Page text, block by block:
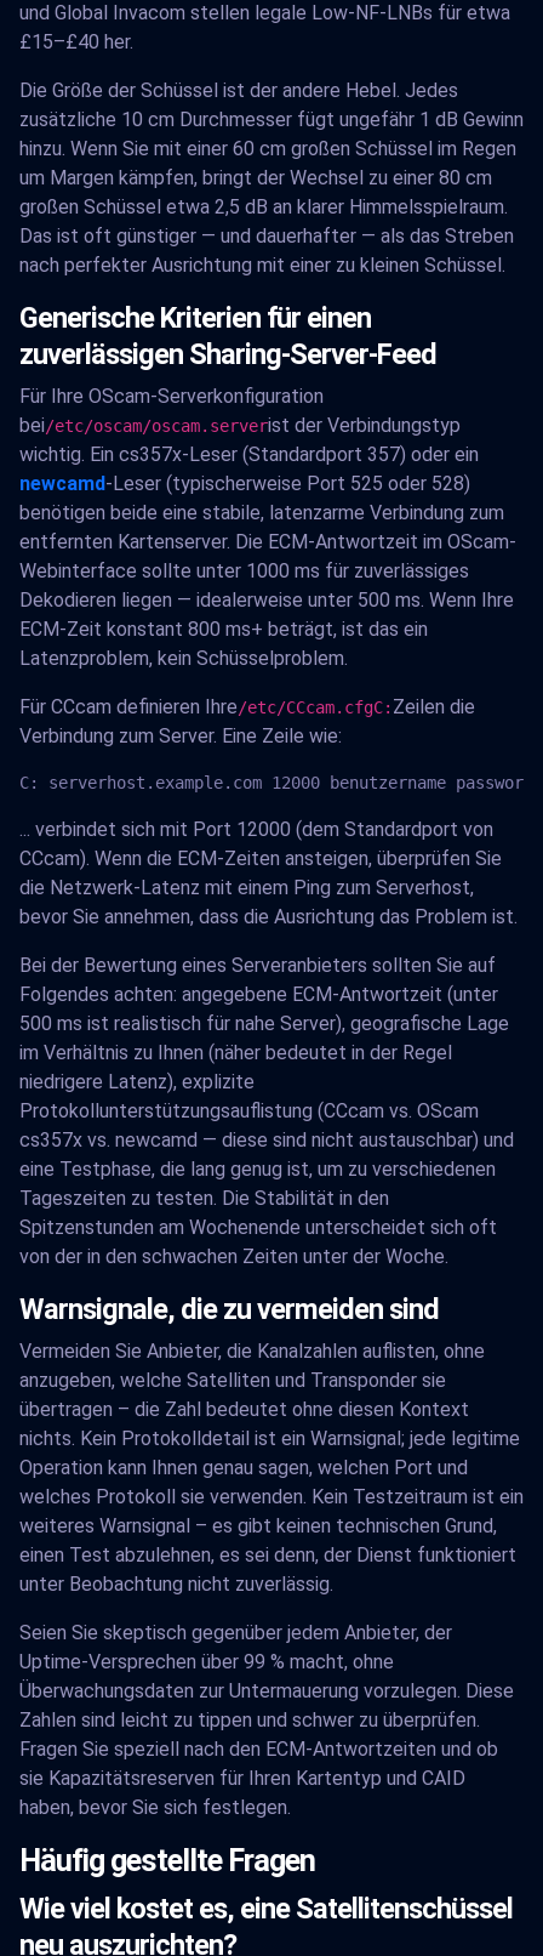
und Global Invacom stellen legale Low-NF-LNBs für etwa
£15–£40 her.
Die Größe der Schüssel ist der andere Hebel. Jedes
zusätzliche 10 cm Durchmesser fügt ungefähr 1 dB Gewinn
hinzu. Wenn Sie mit einer 60 cm großen Schüssel im Regen
um Margen kämpfen, bringt der Wechsel zu einer 80 cm
großen Schüssel etwa 2,5 dB an klarer Himmelsspielraum.
Das ist oft günstiger — und dauerhafter — als das Streben
nach perfekter Ausrichtung mit einer zu kleinen Schüssel.
Generische Kriterien für einen
zuverlässigen Sharing-Server-Feed
Für Ihre OScam-Serverkonfiguration
bei/etc/oscam/oscam.serverist der Verbindungstyp
wichtig. Ein cs357x-Leser (Standardport 357) oder ein
newcamd-Leser (typischerweise Port 525 oder 528)
benötigen beide eine stabile, latenzarme Verbindung zum
entfernten Kartenserver. Die ECM-Antwortzeit im OScam-
Webinterface sollte unter 1000 ms für zuverlässiges
Dekodieren liegen — idealerweise unter 500 ms. Wenn Ihre
ECM-Zeit konstant 800 ms+ beträgt, ist das ein
Latenzproblem, kein Schüsselproblem.
Für CCcam definieren Ihre/etc/CCcam.cfgC: Zeilen die
Verbindung zum Server. Eine Zeile wie:
C: serverhost.example.com 12000 benutzername passwort
... verbindet sich mit Port 12000 (dem Standardport von
CCcam). Wenn die ECM-Zeiten ansteigen, überprüfen Sie
die Netzwerk-Latenz mit einem Ping zum Serverhost,
bevor Sie annehmen, dass die Ausrichtung das Problem ist.
Bei der Bewertung eines Serveranbieters sollten Sie auf
Folgendes achten: angegebene ECM-Antwortzeit (unter
500 ms ist realistisch für nahe Server), geografische Lage
im Verhältnis zu Ihnen (näher bedeutet in der Regel
niedrigere Latenz), explizite
Protokollunterstützungsauflistung (CCcam vs. OScam
cs357x vs. newcamd — diese sind nicht austauschbar) und
eine Testphase, die lang genug ist, um zu verschiedenen
Tageszeiten zu testen. Die Stabilität in den
Spitzenstunden am Wochenende unterscheidet sich oft
von der in den schwachen Zeiten unter der Woche.
Warnsignale, die zu vermeiden sind
Vermeiden Sie Anbieter, die Kanalzahlen auflisten, ohne
anzugeben, welche Satelliten und Transponder sie
übertragen – die Zahl bedeutet ohne diesen Kontext
nichts. Kein Protokolldetail ist ein Warnsignal; jede legitime
Operation kann Ihnen genau sagen, welchen Port und
welches Protokoll sie verwenden. Kein Testzeitraum ist ein
weiteres Warnsignal – es gibt keinen technischen Grund,
einen Test abzulehnen, es sei denn, der Dienst funktioniert
unter Beobachtung nicht zuverlässig.
Seien Sie skeptisch gegenüber jedem Anbieter, der
Uptime-Versprechen über 99 % macht, ohne
Überwachungsdaten zur Untermauerung vorzulegen. Diese
Zahlen sind leicht zu tippen und schwer zu überprüfen.
Fragen Sie speziell nach den ECM-Antwortzeiten und ob
sie Kapazitätsreserven für Ihren Kartentyp und CAID
haben, bevor Sie sich festlegen.
Häufig gestellte Fragen
Wie viel kostet es, eine Satellitenschüssel
neu auszurichten?